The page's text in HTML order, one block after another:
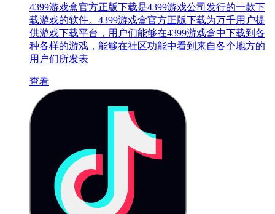
4399游戏盒官方正版下载是4399游戏公司发行的一款下
载游戏的软件。4399游戏盒官方正版下载为万千用户提
供游戏下载平台，用户们能够在4399游戏盒中下载到各
种各样的游戏，能够在社区功能中看到来自各个地方的
用户们所发表
查看